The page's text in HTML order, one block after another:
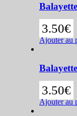
Balayette
3.50€
Ajouter au
Balayette
3.50€
Ajouter au